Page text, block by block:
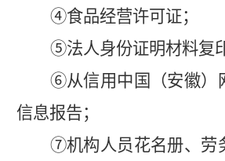
④食品经营许可证；
⑤法人身份证明材料复
⑥从信用中国 （安徽）
信息报告；
⑦机构人员花名册、劳